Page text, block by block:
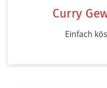
Curry
Einfach